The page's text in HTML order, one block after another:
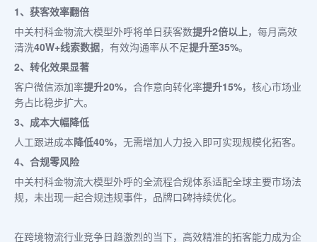
1、获客效率翻倍
中关村科金物流大模型外呼将单日获客数提升2倍以上，每月高效
清洗40W+线索数据，有效沟通率从不足提升至35%。
2、转化效果显著
客户微信添加率提升20%，合作意向转化率提升15%，核心市场业
务占比稳步扩大。
3、成本大幅降低
人工跟进成本降低40%，无需增加人力投入即可实现规模化拓客。
4、合规零风险
中关村科金物流大模型外呼的全流程合规体系适配全球主要市场法
规，未出现一起合规违规事件，品牌口碑持续优化。
在跨境物流行业竞争日趋激烈的当下，高效精准的拓客能力成为企